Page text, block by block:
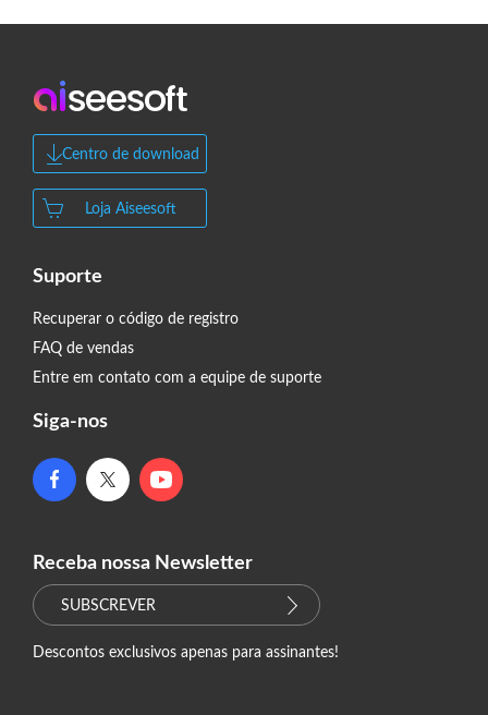
Centro de download
Loja Aiseesoft
Suporte
Recuperar o código de registro
FAQ de vendas
Entre em contato com a equipe de suporte
Siga-nos
Receba nossa Newsletter
SUBSCREVER
Descontos exclusivos apenas para assinantes!